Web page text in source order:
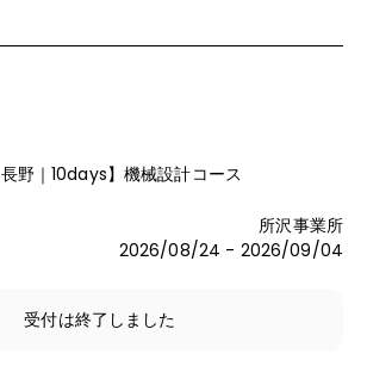
長野｜10days】機械設計コース
所沢事業所
2026/08/24 - 2026/09/04
受付は終了しました